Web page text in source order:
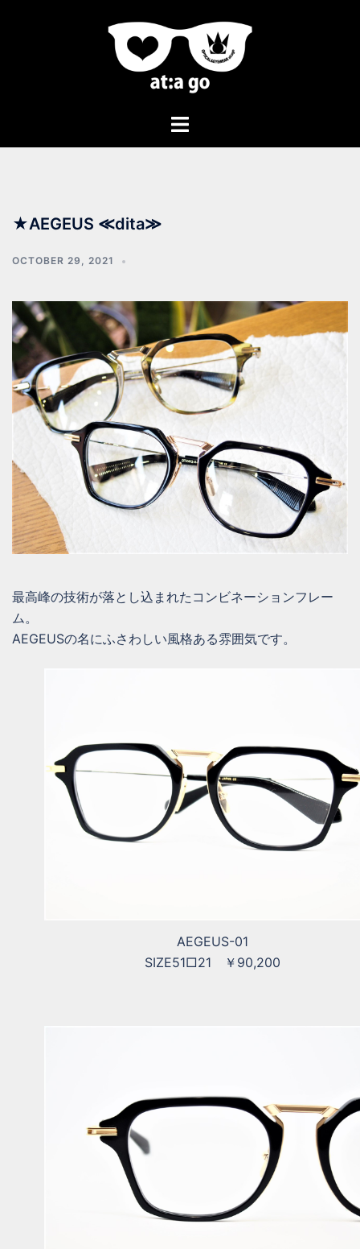
★AEGEUS ≪dita≫
OCTOBER 29, 2021
最高峰の技術が落とし込まれたコンビネーションフレー
ム。
AEGEUSの名にふさわしい風格ある雰囲気です。
AEGEUS-01
SIZE51□21 ￥90,200